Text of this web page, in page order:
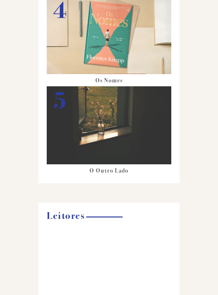
Os Nomes
O Outro Lado
Leitores